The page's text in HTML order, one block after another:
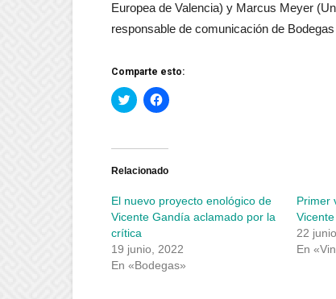
Europea de Valencia) y Marcus Meyer
responsable de comunicación de
Comparte esto:
Haz
clic
Twitter
abre
ventana
nueva)
Haz
clic
Facebook
abre
ventana
nueva)
Relacionado
El nuevo proyecto enológico de
Vicente Gandía aclamado por la
crítica
19 junio, 2022
En «Bodegas»
Primer
22
En